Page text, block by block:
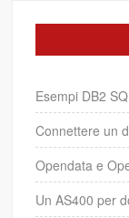
Esempi DB2
Connettere un
Opendata e
Un AS400 per